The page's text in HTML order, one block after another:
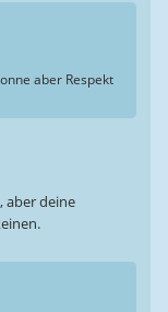
aber Respekt
aber deine